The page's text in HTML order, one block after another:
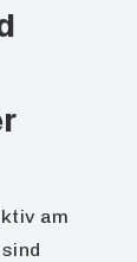
am